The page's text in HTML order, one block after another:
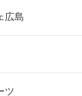
広島
ツ